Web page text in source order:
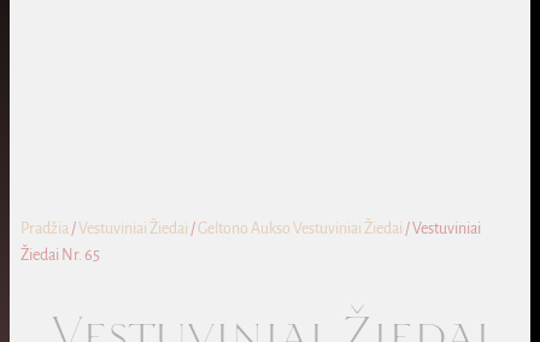
Pradžia /Vestuviniai Žiedai /Geltono Aukso Vestuviniai Žiedai / Vestuviniai
Žiedai Nr. 65